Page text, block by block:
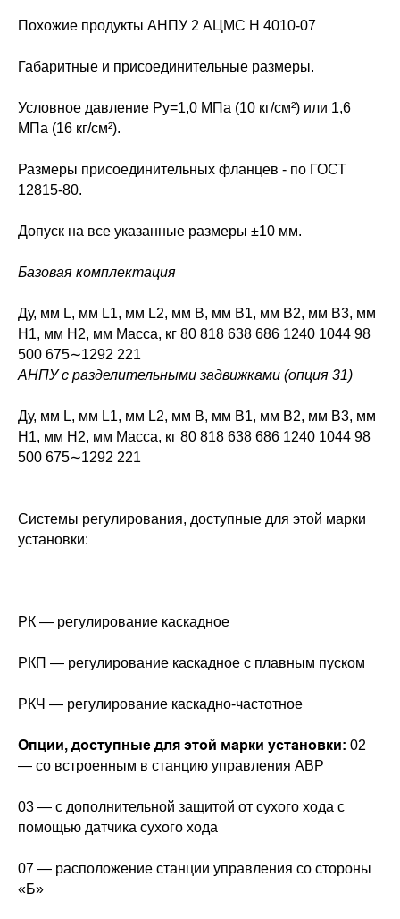
Похожие продукты АНПУ 2 АЦМС Н 4010-07
Габаритные и присоединительные размеры.
Условное давление Pу=1,0 МПа (10 кг/см²) или 1,6
МПа (16 кг/см²).
Размеры присоединительных фланцев - по ГОСТ
12815-80.
Допуск на все указанные размеры ±10 мм.
Базовая комплектация
Ду, мм L, мм L1, мм L2, мм B, мм B1, мм B2, мм B3, мм
H1, мм H2, мм Масса, кг 80 818 638 686 1240 1044 98
500 675∼1292 221
АНПУ с разделительными задвижками (опция 31)
Ду, мм L, мм L1, мм L2, мм B, мм B1, мм B2, мм B3, мм
H1, мм H2, мм Масса, кг 80 818 638 686 1240 1044 98
500 675∼1292 221
Системы регулирования, доступные для этой марки
установки:
РК — регулирование каскадное
РКП — регулирование каскадное с плавным пуском
РКЧ — регулирование каскадно-частотное
Опции, доступные для этой марки установки: 02
— со встроенным в станцию управления АВР
03 — с дополнительной защитой от сухого хода с
помощью датчика сухого хода
07 — расположение станции управления со стороны
«Б»